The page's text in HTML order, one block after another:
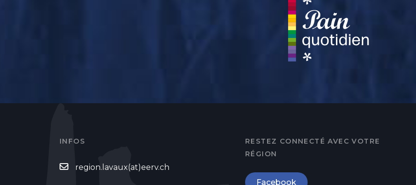
INFOS
region.lavaux(at)eerv.ch
RESTEZ CONNECTÉ AVEC VOTRE
RÉGION
Facebook